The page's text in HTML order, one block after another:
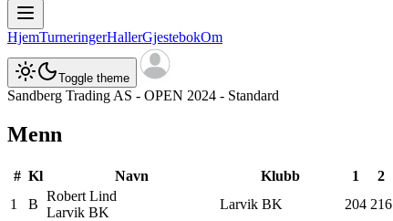
HjemTurneringerHallerGjestebokOm
Toggle theme
Sandberg Trading AS - OPEN 2024 - Standard
Menn
# Kl Navn Klubb 1 2
1
B
Robert Lind
Larvik BK
Larvik BK 204 216